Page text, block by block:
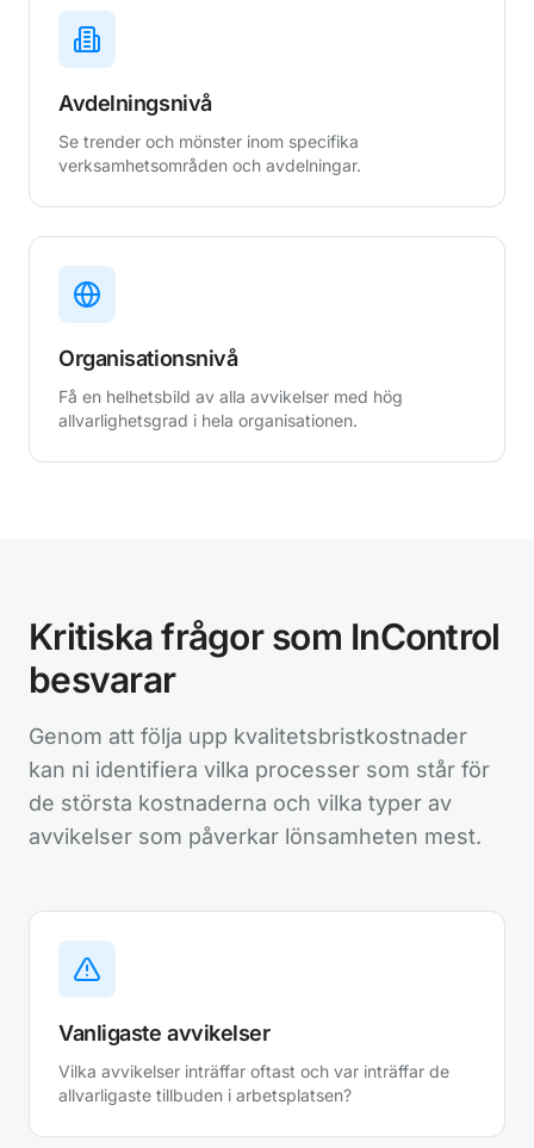
Avdelningsnivå
Se trender och mönster inom specifika
verksamhetsområden och avdelningar.
Organisationsnivå
Få en helhetsbild av alla avvikelser med hög
allvarlighetsgrad i hela organisationen.
Kritiska frågor som InControl
besvarar
Genom att följa upp kvalitetsbristkostnader
kan ni identifiera vilka processer som står för
de största kostnaderna och vilka typer av
avvikelser som påverkar lönsamheten mest.
Vanligaste avvikelser
Vilka avvikelser inträffar oftast och var inträffar de
allvarligaste tillbuden i arbetsplatsen?